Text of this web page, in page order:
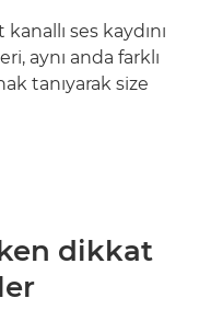
ses kaydını
aynı anda farklı
tanıyarak size
dikkat